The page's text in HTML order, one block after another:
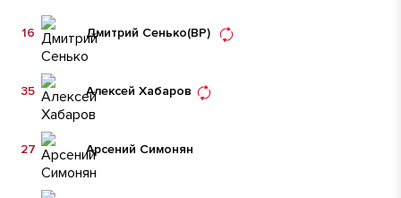
Дмитрий Сенько(ВР)
16
Алексей Хабаров
35
Арсений Симонян
27